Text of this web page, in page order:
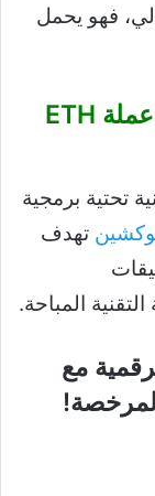
فهو يحمل
س4: هل تتشابه عملة ARB مع عملة ETH
تحتية برمجية
تهدف
المباحة.
مع